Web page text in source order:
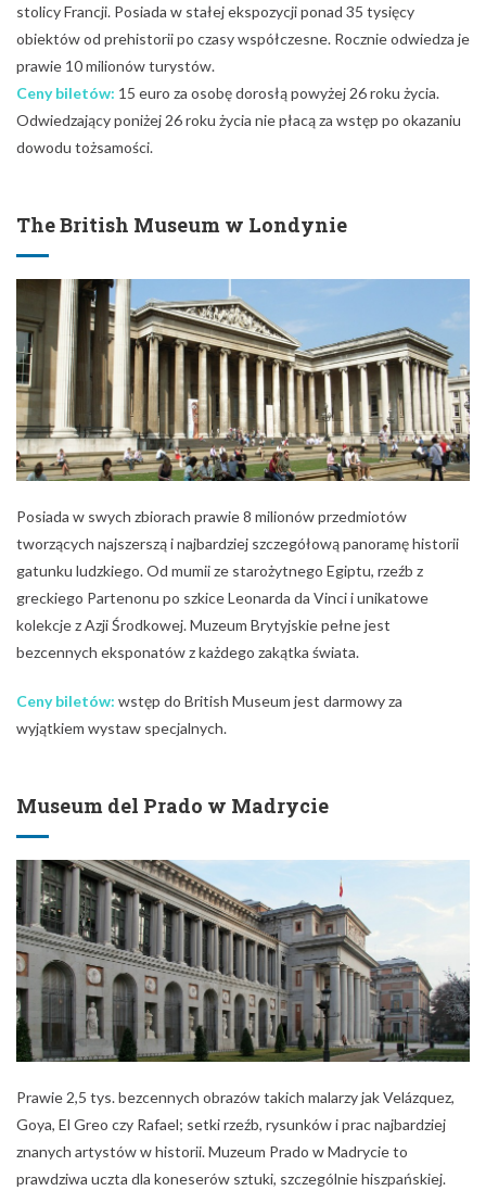
stolicy Francji. Posiada w stałej ekspozycji ponad 35 tysięcy
obiektów od prehistorii po czasy współczesne. Rocznie odwiedza je
prawie 10 milionów turystów.
Ceny biletów: 15 euro za osobę dorosłą powyżej 26 roku życia.
Odwiedzający poniżej 26 roku życia nie płacą za wstęp po okazaniu
dowodu tożsamości.
The British Museum w Londynie
Posiada w swych zbiorach prawie 8 milionów przedmiotów
tworzących najszerszą i najbardziej szczegółową panoramę historii
gatunku ludzkiego. Od mumii ze starożytnego Egiptu, rzeźb z
greckiego Partenonu po szkice Leonarda da Vinci i unikatowe
kolekcje z Azji Środkowej. Muzeum Brytyjskie pełne jest
bezcennych eksponatów z każdego zakątka świata.
Ceny biletów: wstęp do British Museum jest darmowy za
wyjątkiem wystaw specjalnych.
Museum del Prado w Madrycie
Prawie 2,5 tys. bezcennych obrazów takich malarzy jak Velázquez,
Goya, El Greo czy Rafael; setki rzeźb, rysunków i prac najbardziej
znanych artystów w historii. Muzeum Prado w Madrycie to
prawdziwa uczta dla koneserów sztuki, szczególnie hiszpańskiej.